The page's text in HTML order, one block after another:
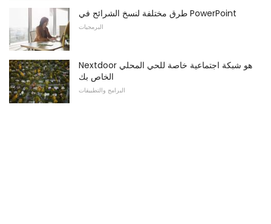
طرق مختلفة لنسخ الشرائح في PowerPoint
البرمجيات
Nextdoor هو شبكة اجتماعية خاصة للحي المحلي
الخاص بك
البرامج والتطبيقات